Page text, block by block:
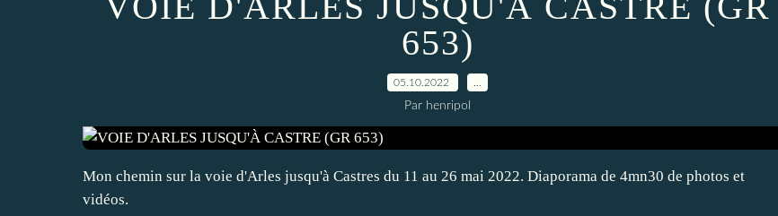
653)
05.10.2022
Par henripol
Mon chemin sur la voie d'Arles jusqu'à Castres du 11 au 26 mai 2022. Diaporama de 4mn30 de photos et
vidéos.